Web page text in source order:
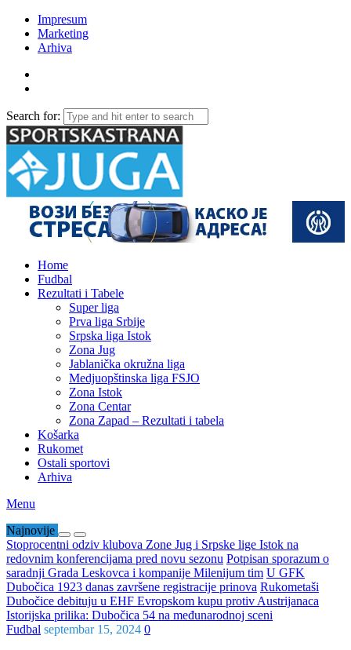
Impresum
Marketing
Arhiva
Search for:
Home
Fudbal
Rezultati i Tabele
Super liga
Prva liga Srbije
Srpska liga Istok
Zona Jug
Jablanička okružna liga
Medjuopštinska liga FSJO
Zona Istok
Zona Centar
Zona Zapad – Rezultati i tabela
Košarka
Rukomet
Ostali sportovi
Arhiva
Menu
Najnovije
Stoprocentni odziv klubova Zone Jug i Srpske lige Istok na
redovnim konferencijama pred novu sezonu Potpisan sporazum o
saradnji Grada Leskovca i kompanije Milenijum tim U GFK
Dubočica 1923 danas završene registracije prinova Rukometaši
Dubočice debituju u EHF Evropskom kupu protiv Austrijanaca
Istorijska prilika: Dubočica 54 na međunarodnoj sceni
Fudbal septembar 15, 2024 0